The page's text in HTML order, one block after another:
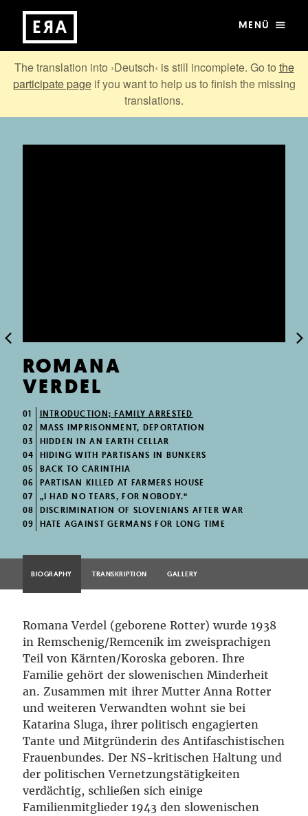
MENÜ
The translation into ›Deutsch‹ is still incomplete. Go to the
participate pageif you want to help us to finish the missing
translations.
ROMANA
VERDEL
01
INTRODUCTION; FAMILY ARRESTED
02
MASS IMPRISONMENT, DEPORTATION
03
HIDDEN IN AN EARTH CELLAR
04
HIDING WITH PARTISANS IN BUNKERS
05
BACK TO CARINTHIA
06
PARTISAN KILLED AT FARMERS HOUSE
07
„I HAD NO TEARS, FOR NOBODY.“
08
DISCRIMINATION OF SLOVENIANS AFTER WAR
09
HATE AGAINST GERMANS FOR LONG TIME
BIOGRAPHY TRANSKRIPTION GALLERY
Romana Verdel (geborene Rotter) wurde 1938
in Remschenig/Remcenik im zweisprachigen
Teil von Kärnten/Koroska geboren. Ihre
Familie gehört der slowenischen Minderheit
an. Zusammen mit ihrer Mutter Anna Rotter
und weiteren Verwandten wohnt sie bei
Katarina Sluga, ihrer politisch engagierten
Tante und Mitgründerin des Antifaschistischen
Frauenbundes. Der NS-kritischen Haltung und
der politischen Vernetzungstätigkeiten
verdächtig, schließen sich einige
Familienmitglieder 1943 den slowenischen